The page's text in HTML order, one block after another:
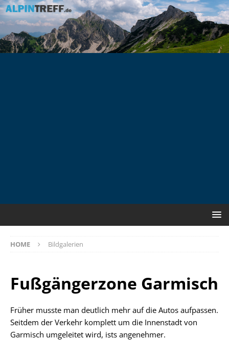
HOME Bildgalerien
Fußgängerzone Garmisch
Früher musste man deutlich mehr auf die Autos aufpassen.
Seitdem der Verkehr komplett um die Innenstadt von
Garmisch umgeleitet wird, ists angenehmer.